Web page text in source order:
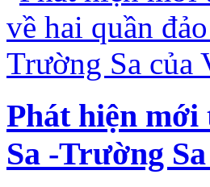
Phát hiện mới
Sa -Trường